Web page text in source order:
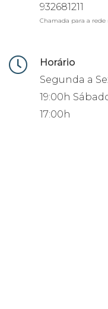
932681211
Chamada para a rede
Horário
Segunda a
19:00h
17:00h